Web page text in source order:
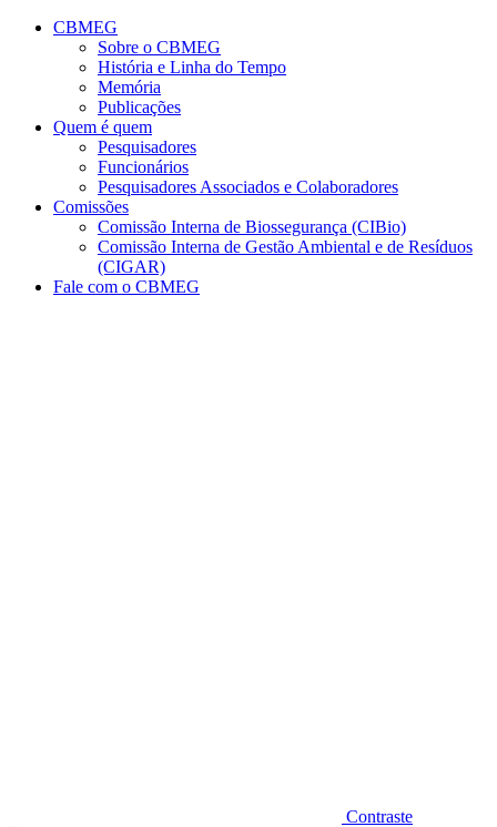
Conteúdo principal
CBMEG
Sobre o CBMEG
História e Linha do Tempo
Memória
Publicações
Quem é quem
Pesquisadores
Funcionários
Pesquisadores Associados e Colaboradores
Comissões
Comissão Interna de Biossegurança (CIBio)
Comissão Interna de Gestão Ambiental e de Resíduos
(CIGAR)
Fale com o CBMEG
Contraste